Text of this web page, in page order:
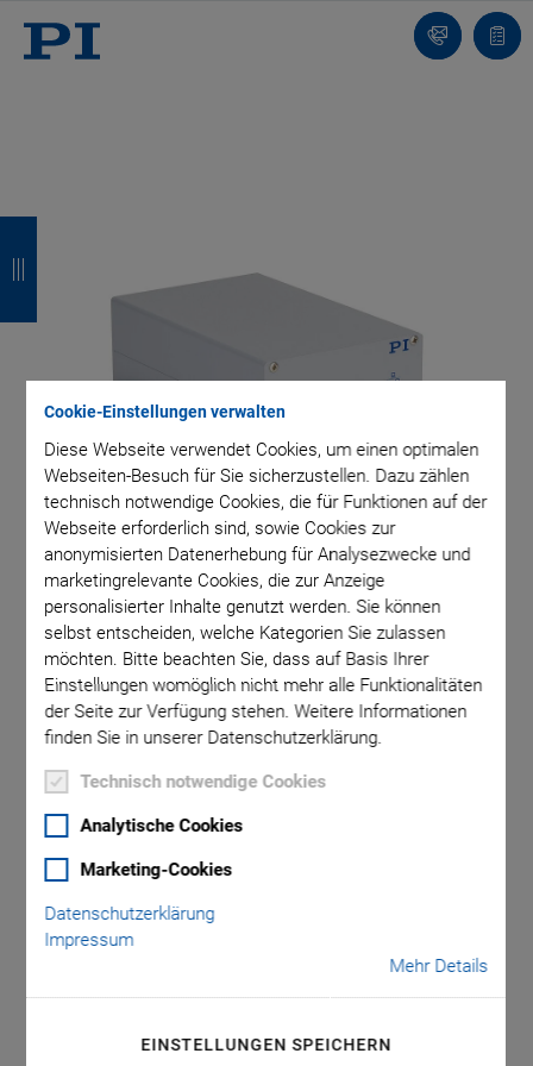
Cookie-Einstellungen verwalten
Diese Webseite verwendet Cookies, um einen optimalen
Webseiten-Besuch für Sie sicherzustellen. Dazu zählen
technisch notwendige Cookies, die für Funktionen auf der
Webseite erforderlich sind, sowie Cookies zur
anonymisierten Datenerhebung für Analysezwecke und
marketingrelevante Cookies, die zur Anzeige
personalisierter Inhalte genutzt werden. Sie können
selbst entscheiden, welche Kategorien Sie zulassen
möchten. Bitte beachten Sie, dass auf Basis Ihrer
Einstellungen womöglich nicht mehr alle Funktionalitäten
der Seite zur Verfügung stehen. Weitere Informationen
finden Sie in unserer Datenschutzerklärung.
Technisch notwendige Cookies
Analytische Cookies
Marketing-Cookies
Datenschutzerklärung
Impressum
Mehr Details
EINSTELLUNGEN SPEICHERN
Kontakt
E-135 PIRest-
Treiberelektronik
Ansteuerung von bis zu 6 PIRest Active Shims
Einfache Nachjustierung von Maschinen an
c
k
c
k
c
k
c
k